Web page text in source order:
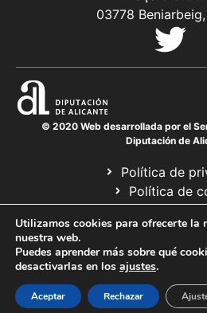
03778
© 2020 Web desarrollada por el
Diputación de
Política de
Política de
Avís
Mapa
Utilizamos cookies para ofrecerte la
nuestra web.
Puedes aprender más sobre qué
desactivarlas en los ajustes.
Aceptar Rechazar